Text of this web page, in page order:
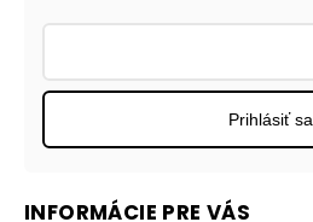
INFORMÁCIE PRE VÁS
Prihlásiť sa